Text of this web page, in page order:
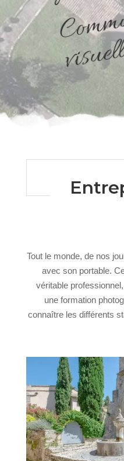
Tout le monde, de nos
avec son portable.
véritable
une formation
connaître les différents